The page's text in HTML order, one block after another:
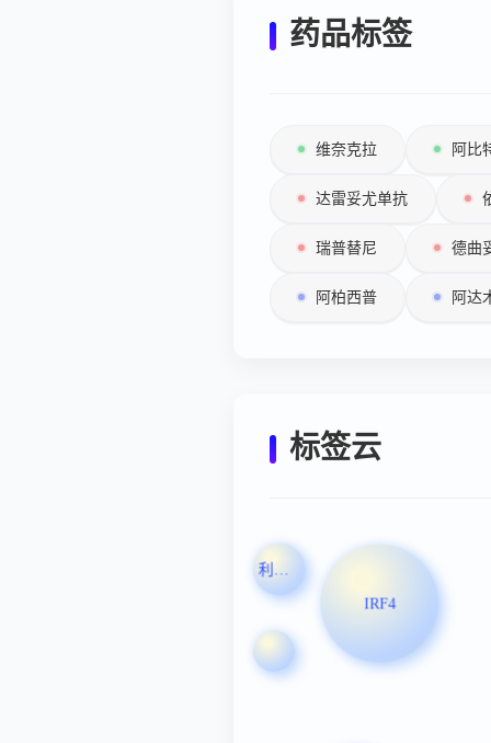
药品标签
维奈克拉 阿比
达雷妥尤单抗
瑞普替尼 德曲
阿柏西普 阿达
标签云
IRF4